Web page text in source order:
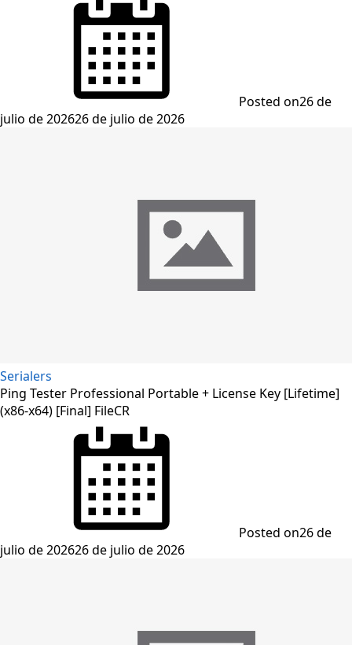
Posted on26 de
julio de 202626 de julio de 2026
Serialers
Ping Tester Professional Portable + License Key [Lifetime]
(x86-x64) [Final] FileCR
Posted on26 de
julio de 202626 de julio de 2026